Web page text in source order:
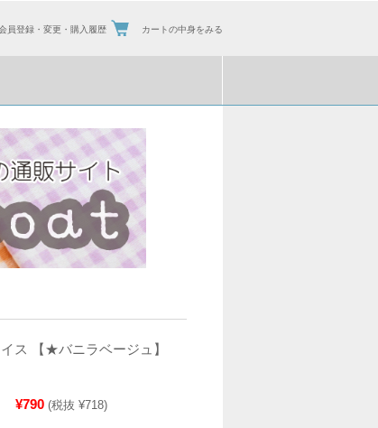
員登録・変更・購入履歴 カートの中身をみる
ス 【★バニラベージュ】
¥790 (税抜 ¥718)